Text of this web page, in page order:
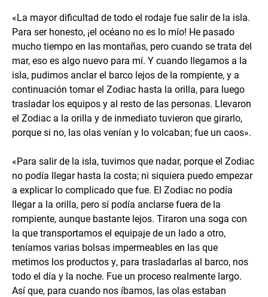
«La mayor dificultad de todo el rodaje fue salir de la isla.
Para ser honesto, ¡el océano no es lo mío! He pasado
mucho tiempo en las montañas, pero cuando se trata del
mar, eso es algo nuevo para mí. Y cuando llegamos a la
isla, pudimos anclar el barco lejos de la rompiente, y a
continuación tomar el Zodiac hasta la orilla, para luego
trasladar los equipos y al resto de las personas. Llevaron
el Zodiac a la orilla y de inmediato tuvieron que girarlo,
porque si no, las olas venían y lo volcaban; fue un caos».
«Para salir de la isla, tuvimos que nadar, porque el Zodiac
no podía llegar hasta la costa; ni siquiera puedo empezar
a explicar lo complicado que fue. El Zodiac no podía
llegar a la orilla, pero sí podía anclarse fuera de la
rompiente, aunque bastante lejos. Tiraron una soga con
la que transportamos el equipaje de un lado a otro,
teníamos varias bolsas impermeables en las que
metimos los productos y, para trasladarlas al barco, nos
todo el día y la noche. Fue un proceso realmente largo.
Así que, para cuando nos íbamos, las olas estaban